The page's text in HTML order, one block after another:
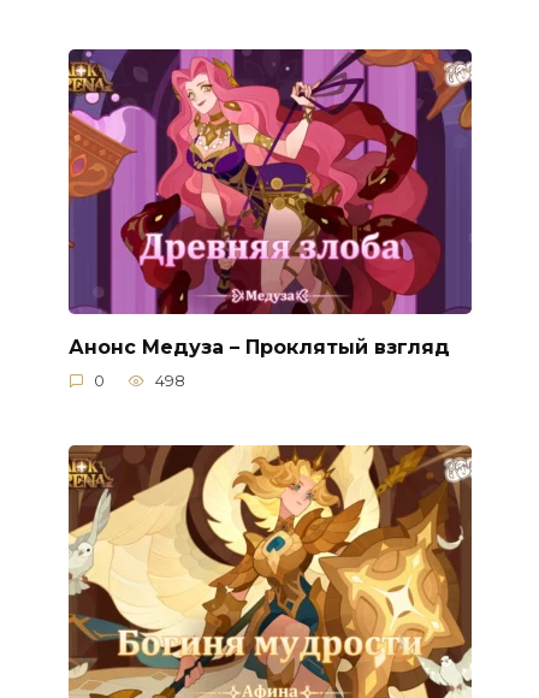
Анонс Медуза – Проклятый взгляд
0 498